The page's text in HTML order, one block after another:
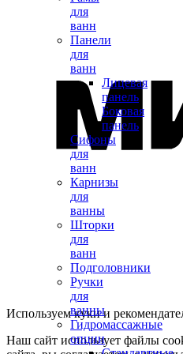
для
ванн
Панели
для
ванн
Лицевая
панель
Боковая
панель
Сифоны
для
ванн
Карнизы
для
ванны
Шторки
для
ванн
Подголовники
Ручки
для
ванны
Гидромассажные
опции
Используем куки и
Наш сайт использует файлы